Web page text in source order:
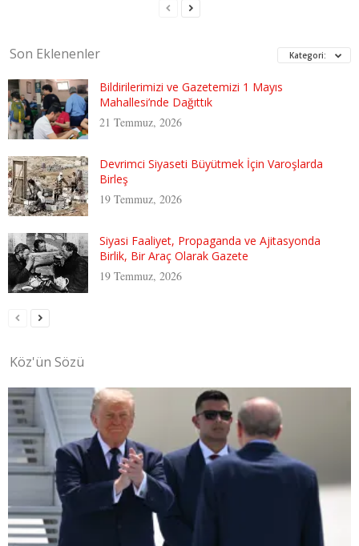
Son Eklenenler Kategori:
Bildirilerimizi ve Gazetemizi 1 Mayıs
Mahallesi’nde Dağıttık
21 Temmuz, 2026
Devrimci Siyaseti Büyütmek İçin Varoşlarda
Birleş
19 Temmuz, 2026
Siyasi Faaliyet, Propaganda ve Ajitasyonda
Birlik, Bir Araç Olarak Gazete
19 Temmuz, 2026
Köz'ün Sözü